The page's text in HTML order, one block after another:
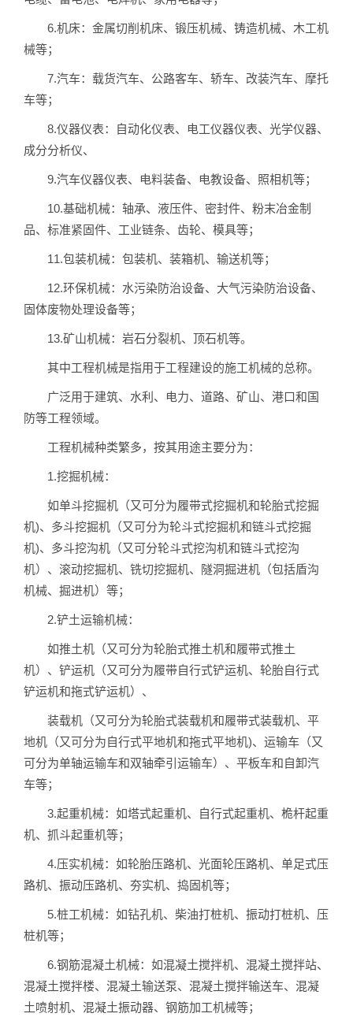
6.机床：金属切削机床、锻压机械、铸造机械、木工机
械等；
7.汽车：载货汽车、公路客车、轿车、改装汽车、摩托
车等；
8.仪器仪表：自动化仪表、电工仪器仪表、光学仪器、
成分分析仪、
9.汽车仪器仪表、电料装备、电教设备、照相机等；
10.基础机械：轴承、液压件、密封件、粉末冶金制
品、标准紧固件、工业链条、齿轮、模具等；
11.包装机械：包装机、装箱机、输送机等；
12.环保机械：水污染防治设备、大气污染防治设备、
固体废物处理设备等；
13.矿山机械：岩石分裂机、顶石机等。
其中工程机械是指用于工程建设的施工机械的总称。
广泛用于建筑、水利、电力、道路、矿山、港口和国
防等工程领域。
工程机械种类繁多，按其用途主要分为：
1.挖掘机械：
如单斗挖掘机（又可分为履带式挖掘机和轮胎式挖掘
机)、多斗挖掘机（又可分为轮斗式挖掘机和链斗式挖掘
机)、多斗挖沟机（又可分轮斗式挖沟机和链斗式挖沟
机）、滚动挖掘机、铣切挖掘机、隧洞掘进机（包括盾沟
机械、掘进机）等；
2.铲土运输机械：
如推土机（又可分为轮胎式推土机和履带式推土
机）、铲运机（又可分为履带自行式铲运机、轮胎自行式
铲运机和拖式铲运机）、
装载机（又可分为轮胎式装载机和履带式装载机、平
地机（又可分为自行式平地机和拖式平地机)、运输车（又
可分为单轴运输车和双轴牵引运输车）、平板车和自卸汽
车等；
3.起重机械：如塔式起重机、自行式起重机、桅杆起重
机、抓斗起重机等；
4.压实机械：如轮胎压路机、光面轮压路机、单足式压
路机、振动压路机、夯实机、捣固机等；
5.桩工机械：如钻孔机、柴油打桩机、振动打桩机、压
桩机等；
6.钢筋混凝土机械：如混凝土搅拌机、混凝土搅拌站、
混凝土搅拌楼、混凝土输送泵、混凝土搅拌输送车、混凝
土喷射机、混凝土振动器、钢筋加工机械等；